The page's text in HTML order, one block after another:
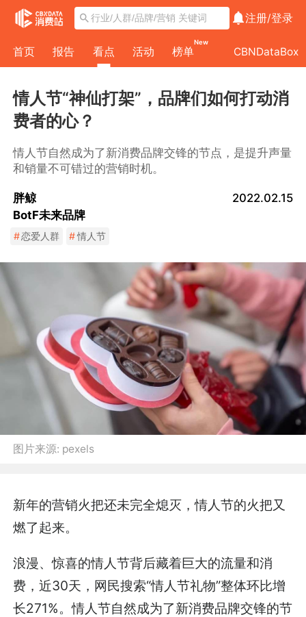
注册/登录
首页 报告 看点 活动 榜单
New
CBNDataBox
情人节“神仙打架”，品牌们如何打动消
费者的心？
情人节自然成为了新消费品牌交锋的节点，是提升声量
和销量不可错过的营销时机。
胖鲸
BotF未来品牌
2022.02.15
#恋爱人群 #情人节
图片来源: pexels
新年的营销火把还未完全熄灭，情人节的火把又
燃了起来。
浪漫、惊喜的情人节背后藏着巨大的流量和消
费，近30天，网民搜索“情人节礼物”整体环比增
长271%。情人节自然成为了新消费品牌交锋的节